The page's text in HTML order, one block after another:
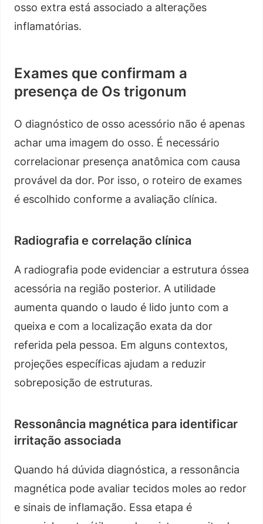
osso extra está associado a alterações
inflamatórias.
Exames que confirmam a
presença de Os trigonum
O diagnóstico de osso acessório não é apenas
achar uma imagem do osso. É necessário
correlacionar presença anatômica com causa
provável da dor. Por isso, o roteiro de exames
é escolhido conforme a avaliação clínica.
Radiografia e correlação clínica
A radiografia pode evidenciar a estrutura óssea
acessória na região posterior. A utilidade
aumenta quando o laudo é lido junto com a
queixa e com a localização exata da dor
referida pela pessoa. Em alguns contextos,
projeções específicas ajudam a reduzir
sobreposição de estruturas.
Ressonância magnética para identificar
irritação associada
Quando há dúvida diagnóstica, a ressonância
magnética pode avaliar tecidos moles ao redor
e sinais de inflamação. Essa etapa é